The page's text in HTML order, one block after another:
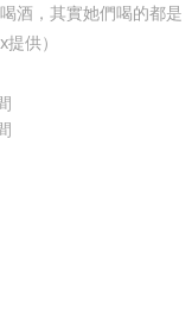
酒，其實她們喝的都是
供）